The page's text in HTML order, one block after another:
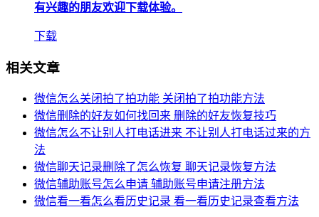
有兴趣的朋友欢迎下载体验。
下载
相关文章
微信怎么关闭拍了拍功能 关闭拍了拍功能方法
微信删除的好友如何找回来 删除的好友恢复技巧
微信怎么不让别人打电话进来 不让别人打电话过来的方
法
微信聊天记录删除了怎么恢复 聊天记录恢复方法
微信辅助账号怎么申请 辅助账号申请注册方法
微信看一看怎么看历史记录 看一看历史记录查看方法